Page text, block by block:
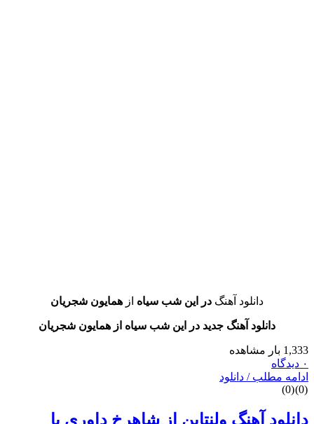
دانلود آهنگدر این شب سیاهاز همایون شجریان
دانلود آهنگ جدید در این شب سیاه از همایون شجریان
/ دانلود
آهنگ ولنتاین از شاهرخ داوری با